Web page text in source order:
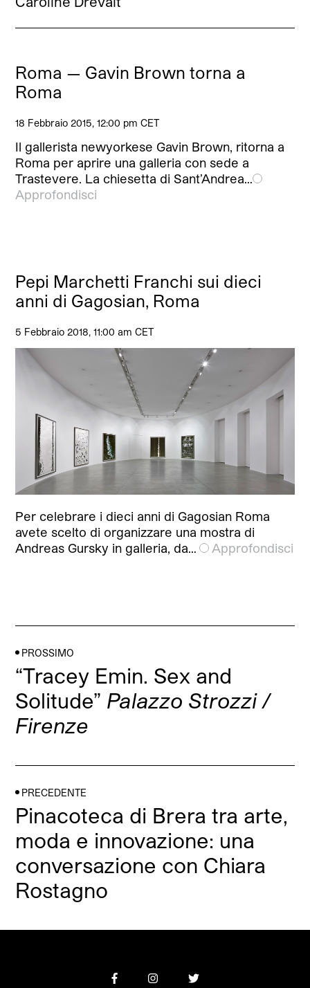
Roma — Gavin Brown torna a
Roma
18 Febbraio 2015, 12:00 pm CET
Il gallerista newyorkese Gavin Brown, ritorna a
Roma per aprire una galleria con sede a
Trastevere. La chiesetta di Sant’Andrea…
Approfondisci
Pepi Marchetti Franchi sui dieci
anni di Gagosian, Roma
5 Febbraio 2018, 11:00 am CET
Per celebrare i dieci anni di Gagosian Roma
avete scelto di organizzare una mostra di
Andreas Gursky in galleria, da…
Approfondisci
PROSSIMO
“Tracey Emin. Sex and
Solitude” Palazzo Strozzi /
Firenze
PRECEDENTE
Pinacoteca di Brera tra arte,
moda e innovazione: una
conversazione con Chiara
Rostagno